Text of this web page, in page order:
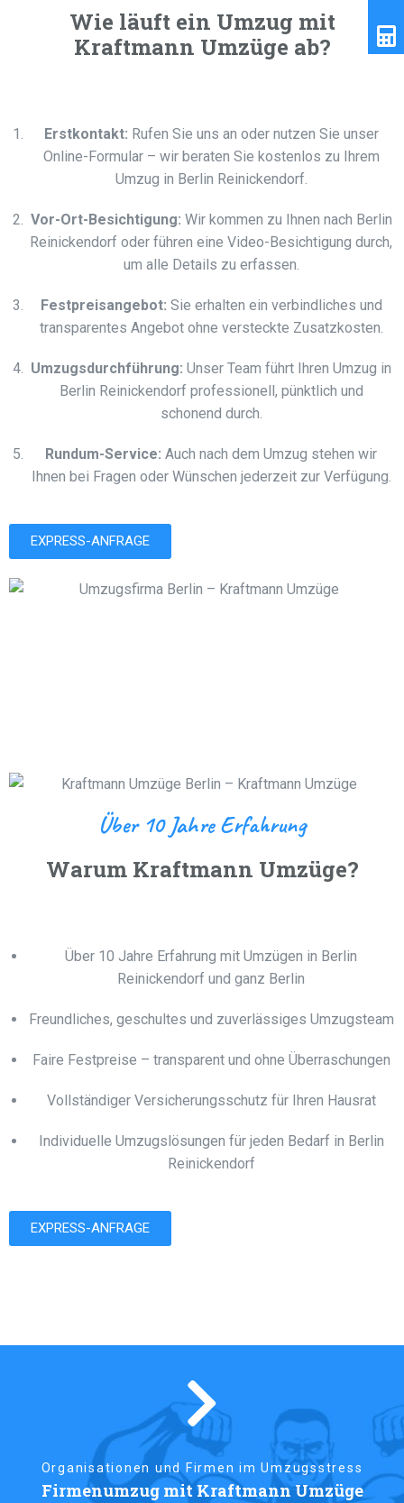
Wie läuft ein Umzug mit
Kraftmann Umzüge ab?
Erstkontakt: Rufen Sie uns an oder nutzen Sie unser
Online-Formular – wir beraten Sie kostenlos zu Ihrem
Umzug in Berlin Reinickendorf.
Vor-Ort-Besichtigung: Wir kommen zu Ihnen nach Berlin
Reinickendorf oder führen eine Video-Besichtigung durch,
um alle Details zu erfassen.
Festpreisangebot: Sie erhalten ein verbindliches und
transparentes Angebot ohne versteckte Zusatzkosten.
Umzugsdurchführung: Unser Team führt Ihren Umzug in
Berlin Reinickendorf professionell, pünktlich und
schonend durch.
Rundum-Service: Auch nach dem Umzug stehen wir
Ihnen bei Fragen oder Wünschen jederzeit zur Verfügung.
EXPRESS-ANFRAGE
Über 10 Jahre Erfahrung
Warum Kraftmann Umzüge?
Über 10 Jahre Erfahrung mit Umzügen in Berlin
Reinickendorf und ganz Berlin
Freundliches, geschultes und zuverlässiges Umzugsteam
Faire Festpreise – transparent und ohne Überraschungen
Vollständiger Versicherungsschutz für Ihren Hausrat
Individuelle Umzugslösungen für jeden Bedarf in Berlin
Reinickendorf
EXPRESS-ANFRAGE
Organisationen und Firmen im Umzugsstress
Firmenumzug mit Kraftmann Umzüge